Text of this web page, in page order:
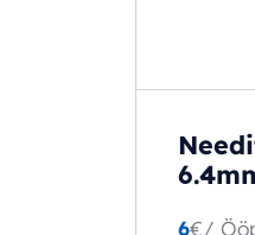
6€/